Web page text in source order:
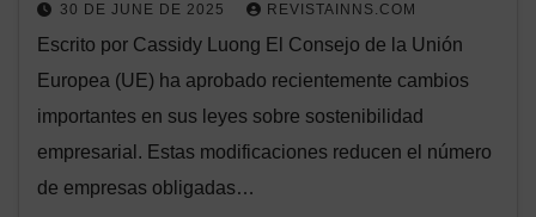
30 DE JUNE DE 2025 REVISTAINNS.COM
Escrito por Cassidy Luong El Consejo de la Unión
Europea (UE) ha aprobado recientemente cambios
importantes en sus leyes sobre sostenibilidad
empresarial. Estas modificaciones reducen el número
de empresas obligadas…